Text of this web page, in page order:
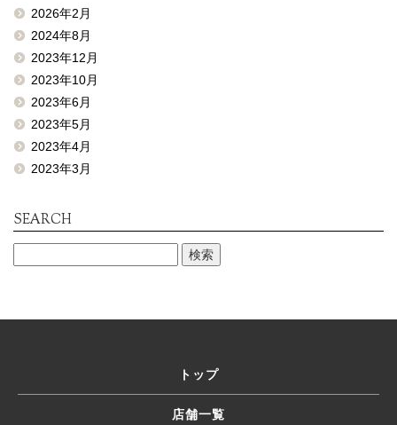
2026年2月
2024年8月
2023年12月
2023年10月
2023年6月
2023年5月
2023年4月
2023年3月
SEARCH
トップ
店舗一覧